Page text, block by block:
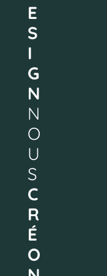
E
S
I
G
N
N
O
U
S
C
R
É
O